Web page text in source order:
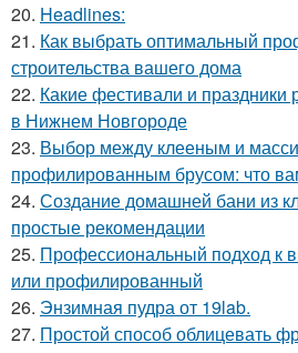
20. Headlines:
21. Как выбрать оптимальный
строительства вашего дома
22. Какие фестивали и праздники
в Нижнем Новгороде
23. Выбор между клееным и
профилированным брусом: что
24. Создание домашней бани из
простые рекомендации
25. Профессиональный подход к
или профилированный
26. Энзимная пудра от 19lab.
27. Простой способ облицевать